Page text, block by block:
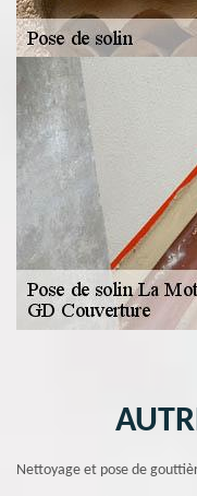
Nettoyage et pose de